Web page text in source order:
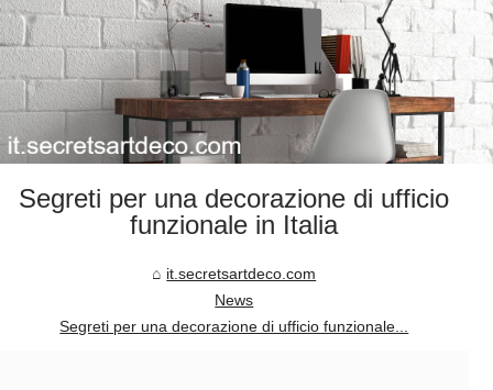
Segreti per una decorazione di ufficio
funzionale in Italia
it.secretsartdeco.com
News
Segreti per una decorazione di ufficio funzionale...